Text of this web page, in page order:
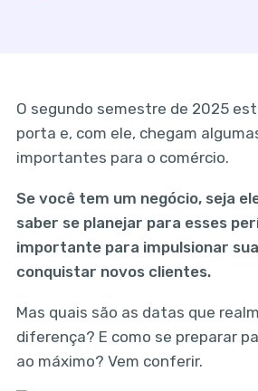
O segundo semestre de 2025
porta e, com ele, chegam
importantes para o comércio.
Se você tem um negócio, seja
saber se planejar para esses
importante para impulsionar
conquistar novos clientes.
Mas quais são as datas que
diferença? E como se preparar
ao máximo? Vem conferir.